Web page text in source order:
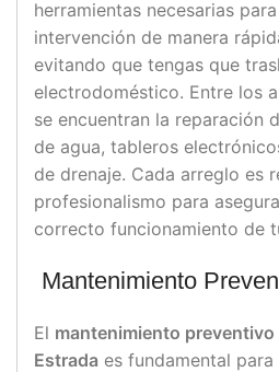
herramientas necesarias
intervención de manera
evitando que tengas que
electrodoméstico. Entre los
se encuentran la reparación
de agua, tableros
de drenaje. Cada arreglo es
profesionalismo para
correcto funcionamiento de
Mantenimiento
El mantenimiento preventivo
Estrada es fundamental